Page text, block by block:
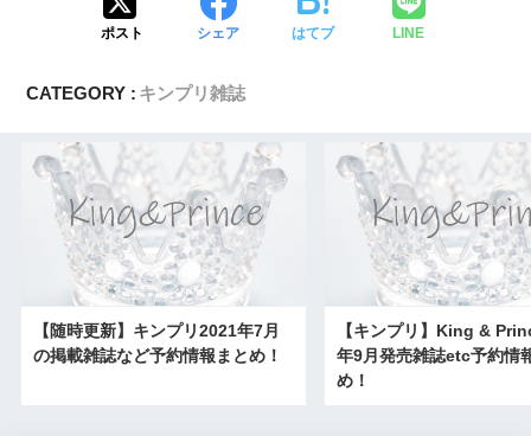
ポスト シェア はてブ LINE
CATEGORY : キンプリ雑誌
【随時更新】キンプリ2021年7月
の掲載雑誌など予約情報まとめ！
【キンプリ】King &
年9月発売雑誌etc予約情
め！